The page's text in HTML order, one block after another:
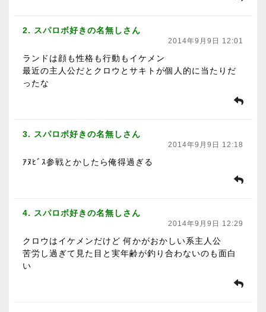
2. スパロボ好きの名無しさん
2014年9月9日 12:01
ランドは顔も性格も行動もイケメン
最近の主人公だとクロウとサキトが個人的に当たりだ
ったな
3. スパロボ好きの名無しさん
2014年9月9日 12:18
ｱﾇﾋﾞｽ参戦とかしたら俺得過ぎる
4. スパロボ好きの名無しさん
2014年9月9日 12:29
クロウはイケメンだけど 何かがおかしい系主人公
苦労し過ぎて見た目と実年齢が釣り合わないのも面白
い